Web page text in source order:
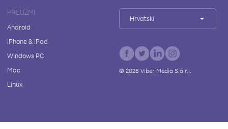
PREUZMI
Android
iPhone & iPad
Windows PC
Mac
Linux
Hrvatski
© 2026Viber Media S.à r.l.